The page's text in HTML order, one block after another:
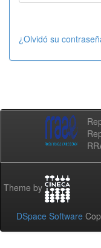
¿Olvidó su
Theme by
DSpace Software